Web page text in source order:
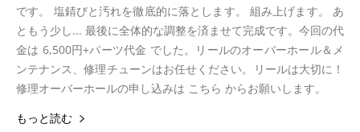
です。 塩錆びと汚れを徹底的に落とします。 組み上げます。 あ
ともう少し... 最後に全体的な調整を済ませて完成です。今回の代
金は 6,500円+パーツ代金 でした。リールのオーバーホール＆メ
ンテナンス、修理チューンはお任せください。リールは大切に！
修理オーバーホールの申し込みは こちら からお願いします。
もっと読む